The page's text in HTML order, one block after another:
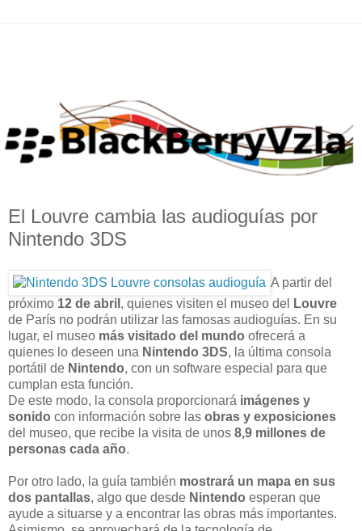
El Louvre cambia las audioguías por
Nintendo 3DS
A partir del
próximo 12 de abril , quienes visiten el museo del
Louvre
de París no podrán utilizar las famosas audioguías. En su
lugar, el museo más visitado del mundo ofrecerá a
quienes lo deseen una Nintendo 3DS, la última consola
portátil de Nintendo, con un software especial para que
cumplan esta función.
De este modo, la consola proporcionará imágenes y
sonido con información sobre las obras y exposiciones
del museo, que recibe la visita de unos 8,9 millones de
personas cada año.
Por otro lado, la guía también mostrará un mapa en sus
dos pantallas, algo que desde Nintendo esperan que
ayude a situarse y a encontrar las obras más importantes.